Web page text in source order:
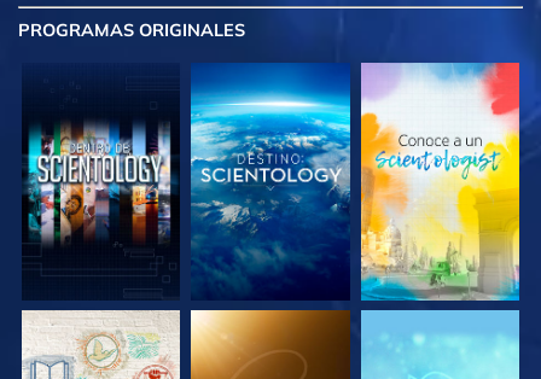
PROGRAMAS ORIGINALES